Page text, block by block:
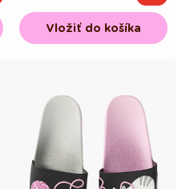
Vložiť do košíka